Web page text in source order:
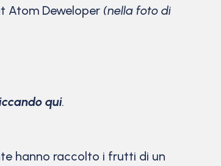
Atom Deweloper (nella foto di
qui.
hanno raccolto i frutti di un